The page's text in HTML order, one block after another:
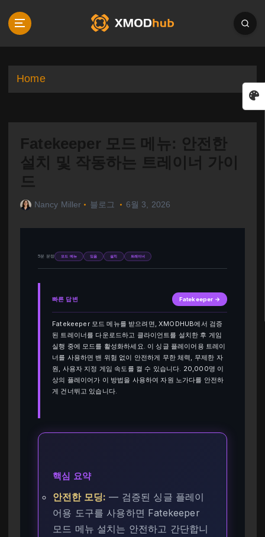
p
Home
Fatekeeper 모드 메뉴: 안전한
설치 및 작동하는 트레이너 가이
드
Nancy Miller 블로그 6월 3, 2026
5분 분량 모드 메뉴 있음 설치 트레이너
빠른 답변 Fatekeeper →
Fatekeeper 모드 메뉴를 받으려면, XMODHUB에서 검증
된 트레이너를 다운로드하고 클라이언트를 설치한 후 게임
실행 중에 모드를 활성화하세요. 이 싱글 플레이어용 트레이
너를 사용하면 밴 위험 없이 안전하게 무한 체력, 무제한 자
원, 사용자 지정 게임 속도를 켤 수 있습니다. 20,000명 이
상의 플레이어가 이 방법을 사용하여 자원 노가다를 안전하
게 건너뛰고 있습니다.
핵심 요약
안전한 모딩: — 검증된 싱글 플레이
어용 도구를 사용하면 Fatekeeper
모드 메뉴 설치는 안전하고 간단합니